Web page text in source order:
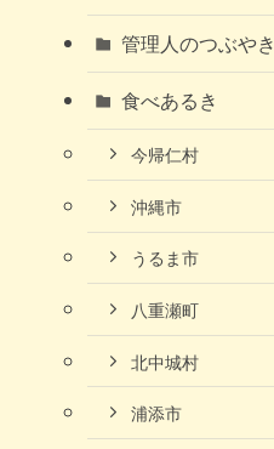
管理人のつぶやき
食べあるき
今帰仁村
沖縄市
うるま市
八重瀬町
北中城村
浦添市